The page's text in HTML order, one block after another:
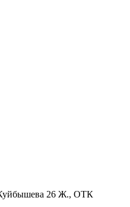
26 Ж., ОТК